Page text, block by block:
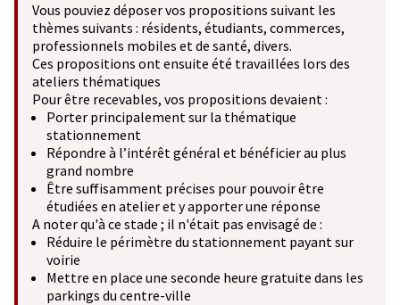
Vous pouviez déposer vos propositions suivant les
thèmes suivants : résidents, étudiants, commerces,
professionnels mobiles et de santé, divers.
Ces propositions ont ensuite été travaillées lors des
ateliers thématiques
Pour être recevables, vos propositions devaient :
Porter principalement sur la thématique
stationnement
Répondre à l’intérêt général et bénéficier au plus
grand nombre
Être suffisamment précises pour pouvoir être
étudiées en atelier et y apporter une réponse
A noter qu'à ce stade ; il n'était pas envisagé de :
Réduire le périmètre du stationnement payant sur
voirie
Mettre en place une seconde heure gratuite dans les
parkings du centre-ville